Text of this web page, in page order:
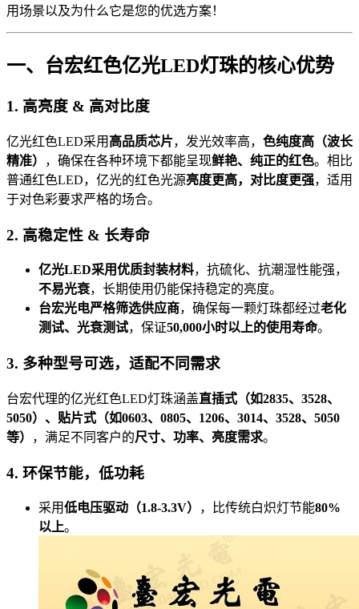
用场景以及为什么它是您的优选方案！
一、台宏红色亿光LED灯珠的核心优势
1. 高亮度 & 高对比度
亿光红色LED采用 高品质芯片，发光效率高， 色纯度高（波长
精准）
，确保在各种环境下都能呈现鲜艳、纯正的红色。相比
普通红色LED，亿光的红色光源亮度更高，对比度更强，适用
于对色彩要求严格的场合。
2. 高稳定性 & 长寿命
亿光LED采用优质封装材料，抗硫化、抗潮湿性能强，
不易光衰，长期使用仍能保持稳定的亮度。
台宏光电严格筛选供应商，确保每一颗灯珠都经过老化
测试、光衰测试，保证50,000小时以上的使用寿命。
3. 多种型号可选，适配不同需求
台宏代理的亿光红色LED灯珠涵盖直插式（如2835、3528、
5050）、贴片式（如0603、0805、1206、3014、3528、5050
等）
，满足不同客户的尺寸、功率、亮度需求。
4. 环保节能，低功耗
采用低电压驱动（1.8-3.3V） ，比传统白炽灯节能80%
以上。